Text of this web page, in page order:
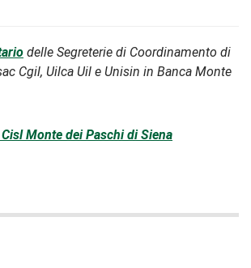
delle Segreterie di Coordinamento di
Cgil, Uilca Uil e Unisin in Banca Monte
Monte dei Paschi di Siena